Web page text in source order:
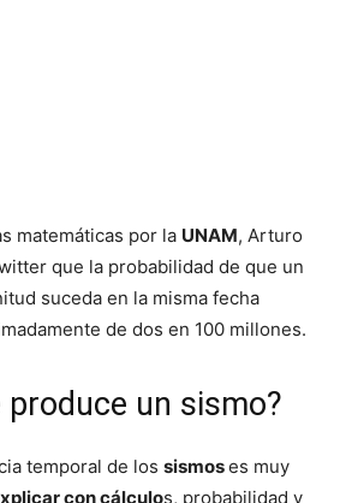
matemáticas por la UNAM, Arturo
que la probabilidad de que un
suceda en la misma fecha
de dos en 100 millones.
produce un sismo?
temporal de los sismoses muy
con cálculos, probabilidad y